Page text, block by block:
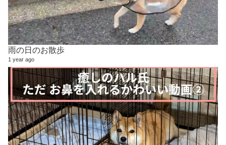
雨の日のお散歩
1 year ago